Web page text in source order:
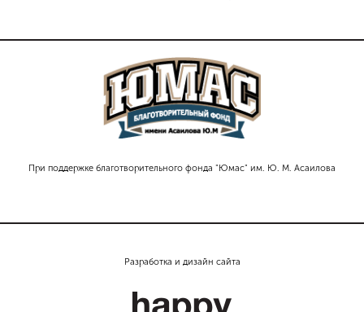
При поддержке благотворительного фонда "Юмас" им. Ю. М. Асаилова
Разработка и дизайн сайта